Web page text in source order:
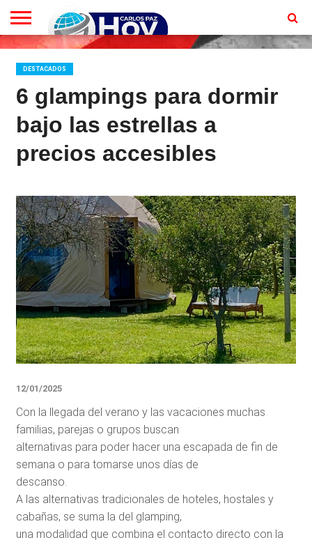
EN
CONTACTO
HOMEPAGE
DESTACADOS
6 glampings para dormir
bajo las estrellas a
precios accesibles
12/01/2025
Con la llegada del verano y las vacaciones muchas
familias, parejas o grupos buscan
alternativas para poder hacer una escapada de fin de
semana o para tomarse unos días de
descanso.
A las alternativas tradicionales de hoteles, hostales y
cabañas, se suma la del glamping,
una modalidad que combina el contacto directo con la